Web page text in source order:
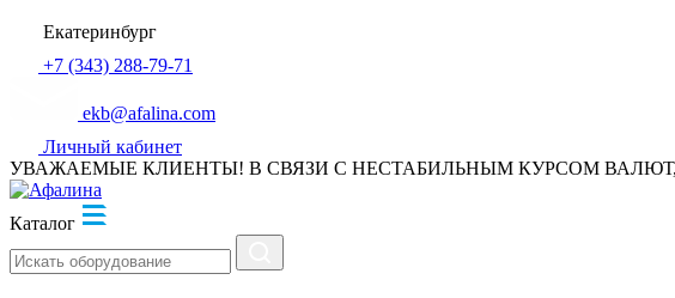
Екатеринбург
+7 (343) 288-79-71
ekb@afalina.com
Личный кабинет
УВАЖАЕМЫЕ КЛИЕНТЫ! В СВЯЗИ С НЕСТАБИЛЬНЫМ КУРСОМ
Каталог